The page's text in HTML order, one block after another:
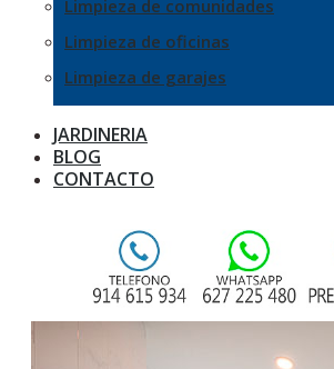
Limpieza de comunidades
Limpieza de oficinas
Limpieza de garajes
JARDINERIA
BLOG
CONTACTO